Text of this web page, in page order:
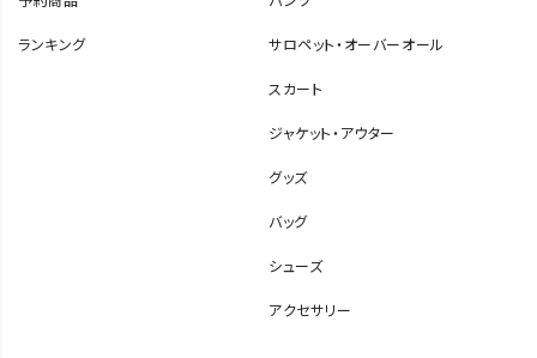
ランキング サロペット・オーバーオール
スカート
ジャケット・アウター
グッズ
バッグ
シューズ
アクセサリー